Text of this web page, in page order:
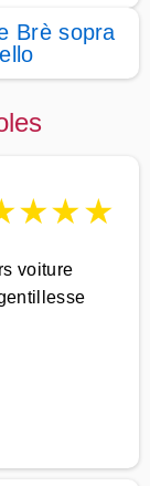
Brè sopra
★★★
voiture